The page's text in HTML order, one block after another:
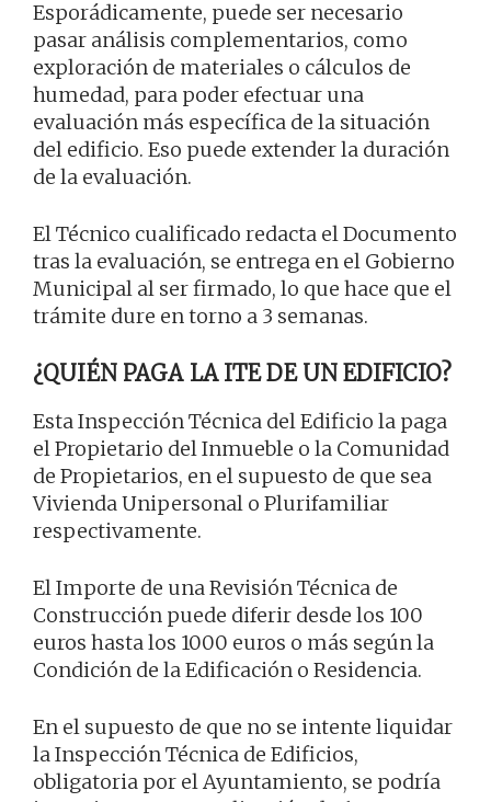
Esporádicamente, puede ser necesario
pasar análisis complementarios, como
exploración de materiales o cálculos de
humedad, para poder efectuar una
evaluación más específica de la situación
del edificio. Eso puede extender la duración
de la evaluación.
El Técnico cualificado redacta el Documento
tras la evaluación, se entrega en el Gobierno
Municipal al ser firmado, lo que hace que el
trámite dure en torno a 3 semanas.
¿QUIÉN PAGA LA ITE DE UN EDIFICIO?
Esta Inspección Técnica del Edificio la paga
el Propietario del Inmueble o la Comunidad
de Propietarios, en el supuesto de que sea
Vivienda Unipersonal o Plurifamiliar
respectivamente.
El Importe de una Revisión Técnica de
Construcción puede diferir desde los 100
euros hasta los 1000 euros o más según la
Condición de la Edificación o Residencia.
En el supuesto de que no se intente liquidar
la Inspección Técnica de Edificios,
obligatoria por el Ayuntamiento, se podría